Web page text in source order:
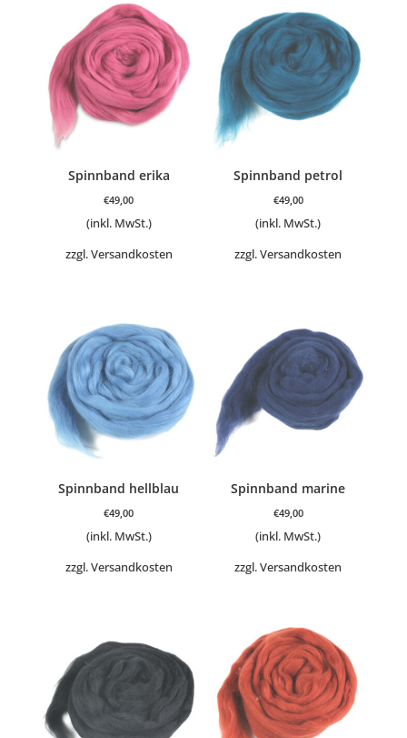
Spinnband erika
€49,00
(inkl. MwSt.)
zzgl.Versandkosten
Spinnband petrol
€49,00
(inkl. MwSt.)
zzgl.Versandkosten
Spinnband hellblau
€49,00
(inkl. MwSt.)
zzgl.Versandkosten
Spinnband marine
€49,00
(inkl. MwSt.)
zzgl.Versandkosten